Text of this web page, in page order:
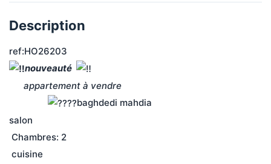
Description
ref:HO26203
nouveauté
appartement à vendre
baghdedi mahdia
salon
Chambres: 2
cuisine